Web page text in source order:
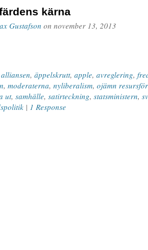
kärna
Gustafson on november 13, 2013
alliansen, äppelskrutt, apple, avreglering,
, moderaterna, nyliberalism, ojämn
ut, samhälle, satirteckning, statsministern,
| 1 Response